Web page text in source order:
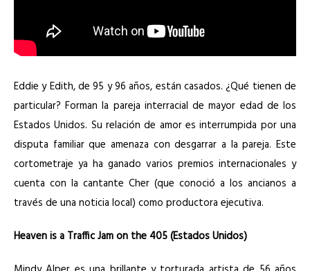
Eddie y Edith, de 95 y 96 años, están casados. ¿Qué tienen de
particular? Forman la pareja interracial de mayor edad de los
Estados Unidos. Su relación de amor es interrumpida por una
disputa familiar que amenaza con desgarrar a la pareja. Este
cortometraje ya ha ganado varios premios internacionales y
cuenta con la cantante Cher (que conoció a los ancianos a
través de una noticia local) como productora ejecutiva.
Heaven is a Traffic Jam on the 405 (Estados Unidos)